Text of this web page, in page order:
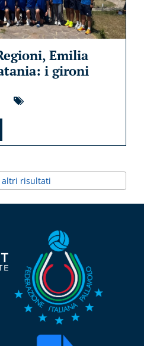
Emilia
i gironi
altri risultati